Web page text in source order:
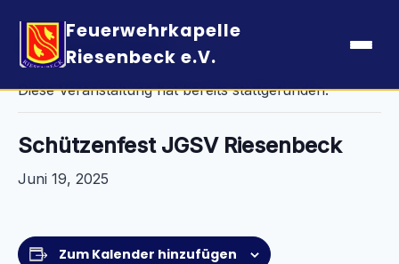
Feuerwehrkapelle
Riesenbeck e.V.
« Alle Veranstaltungen
Diese Veranstaltung hat bereits stattgefunden.
Schützenfest JGSV Riesenbeck
Juni 19, 2025
Zum Kalender hinzufügen